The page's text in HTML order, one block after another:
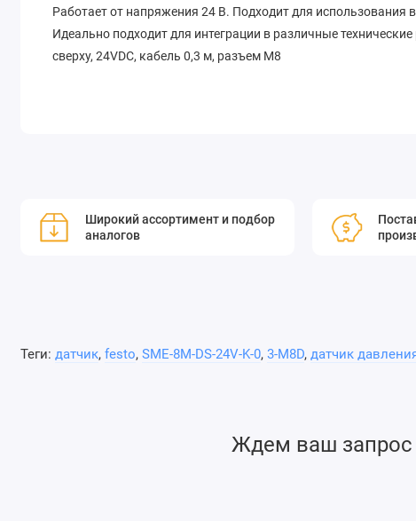
Работает от напряжения 24 В. Подходит для использования
Идеально подходит для интеграции в различные
сверху, 24VDC, кабель 0,3 м, разъем М8
Широкий ассортимент и подбор
аналогов
Теги: датчик, festo, SME-8M-DS-24V-K-0, 3-M8D, датчик
Ждем ваш запрос